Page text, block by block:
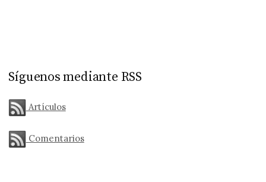
Síguenos mediante RSS
Artículos
Comentarios